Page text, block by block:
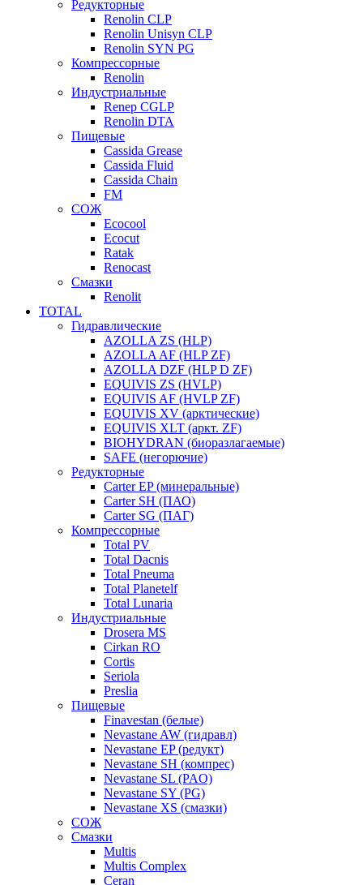
Редукторные
Renolin CLP
Renolin Unisyn CLP
Renolin SYN PG
Компрессорные
Renolin
Индустриальные
Renep CGLP
Renolin DTA
Пищевые
Cassida Grease
Cassida Fluid
Cassida Chain
FM
СОЖ
Ecocool
Ecocut
Ratak
Renocast
Смазки
Renolit
TOTAL
Гидравлические
AZOLLA ZS (HLP)
AZOLLA AF (HLP ZF)
AZOLLA DZF (HLP D ZF)
EQUIVIS ZS (HVLP)
EQUIVIS AF (HVLP ZF)
EQUIVIS XV (арктические)
EQUIVIS XLT (аркт. ZF)
BIOHYDRAN (биоразлагаемые)
SAFE (негорючие)
Редукторные
Carter EP (минеральные)
Carter SH (ПАО)
Carter SG (ПАГ)
Компрессорные
Total PV
Total Dacnis
Total Pneuma
Total Planetelf
Total Lunaria
Индустриальные
Drosera MS
Cirkan RO
Cortis
Seriola
Preslia
Пищевые
Finavestan (белые)
Nevastane AW (гидравл)
Nevastane EP (редукт)
Nevastane SH (компрес)
Nevastane SL (PAO)
Nevastane SY (PG)
Nevastane XS (смазки)
СОЖ
Смазки
Multis
Multis Complex
Ceran